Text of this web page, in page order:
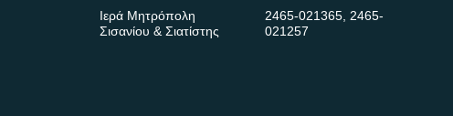
Ιερά Μητρόπολη
Σισανίου & Σιατίστης
2465-021365,2465-
021257